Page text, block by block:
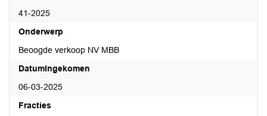
41-2025
Onderwerp
Beoogde verkoop NV MBB
DatumIngekomen
06-03-2025
Fracties